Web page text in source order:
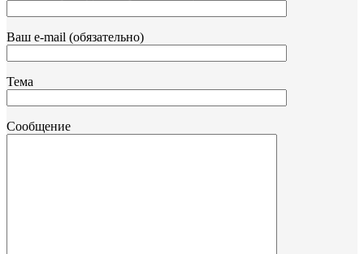
Ваш e-mail (обязательно)
Тема
Сообщение